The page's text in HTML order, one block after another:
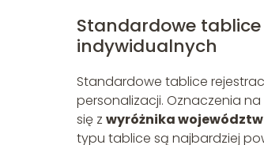
Standardowe
indywidualnych
Standardowe tablice
personalizacji. Oznaczenia
się z wyróżnika
typu tablice są najbardziej